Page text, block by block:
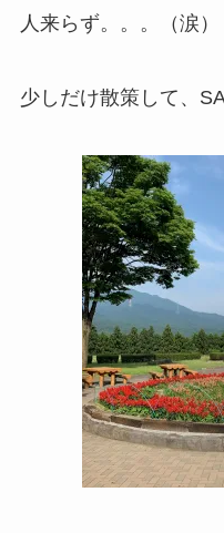
人来らず。。。（涙）
少しだけ散策して、